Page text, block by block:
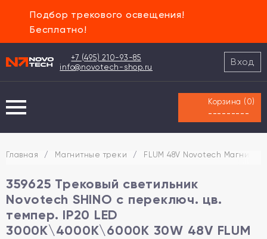
Подбор трекового освещения!
Бесплатно!
+7 (495) 210-93-85
info@novotech-shop.ru
Вход
Корзина ( 0)
---------
Главная / Магнитные треки / FLUM 48V Novotech
359625 Трековый светильник
Novotech SHINO с переключ. цв.
темпер. IP20 LED
3000К\4000К\6000К 30W 48V FLUM